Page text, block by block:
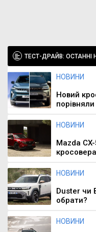
ТЕСТ-ДРАЙВ: ОСТАННІ
НОВИНИ
Новий
НОВИНИ
Mazda
кросовера
НОВИНИ
Duster чи
обрати?
НОВИНИ